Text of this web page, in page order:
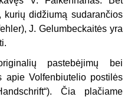
didžiumą sudarančios
J. Gelumbeckaitės yra
pastebėjimų bei
apie Volfenbiutelio postilės
Čia plačiame